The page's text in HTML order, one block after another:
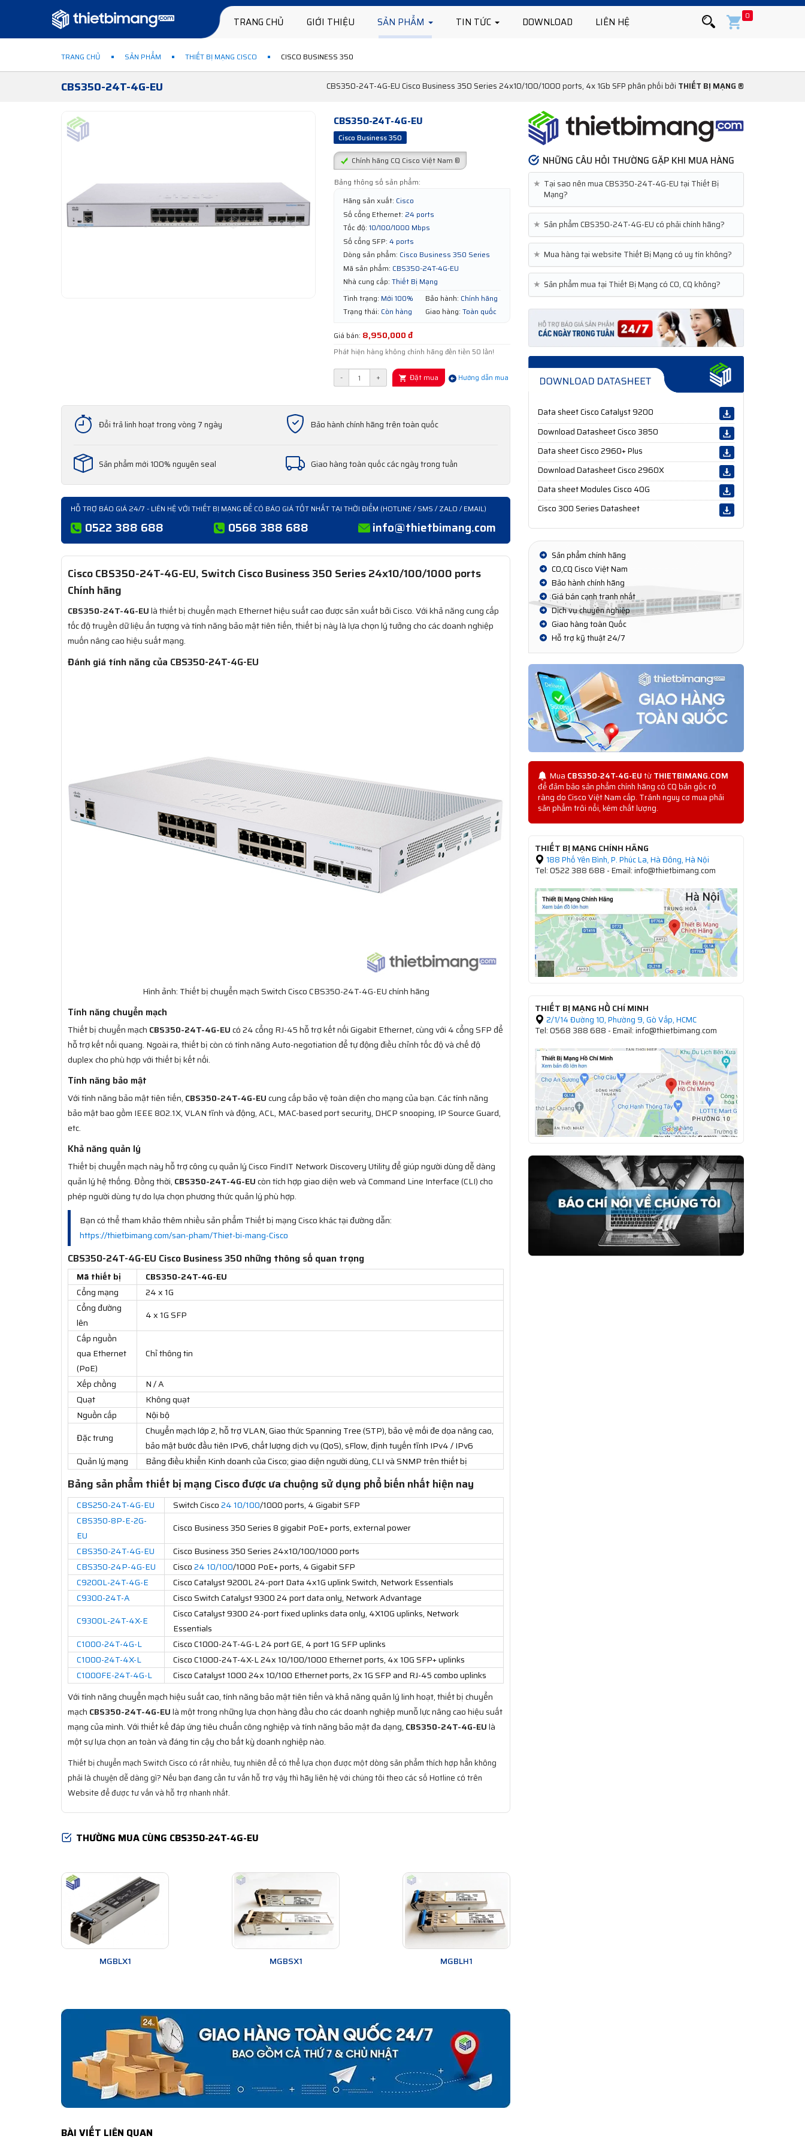
TRANG CHỦ GIỚI THIỆU SẢN PHẨM TIN TỨC DOWNLOAD LIÊN HỆ 0
TRANG CHỦ SẢN PHẨM THIẾT BỊ MẠNG CISCO CISCO BUSINESS 350
CBS350-24T-4G-EU CBS350-24T-4G-EU Cisco Business 350 Series 24x10/100/1000 ports, 4x 1Gb SFP phân phối bởi THIẾT BỊ MẠNG ®
CBS350-24T-4G-EU
Cisco Business 350
Chính hãng CQ Cisco Việt Nam ®
Bảng thông số sản phẩm:
Hãng sản xuất: Cisco
Số cổng Ethernet: 24 ports
Tốc độ: 10/100/1000 Mbps
Số cổng SFP: 4 ports
Dòng sản phẩm: Cisco Business 350 Series
Mã sản phẩm: CBS350-24T-4G-EU
Nhà cung cấp: Thiết Bị Mạng
Tình trạng: Mới 100% Bảo hành: Chính hãng
Trạng thái: Còn hàng Giao hàng: Toàn quốc
Giá bán: 8,950,000 đ
Phát hiện hàng không chính hãng đền tiền 50 lần!
- + Đặt mua Hướng dẫn mua
Đổi trả linh hoạt trong vòng 7 ngày Bảo hành chính hãng trên toàn quốc
Sản phẩm mới 100% nguyên seal Giao hàng toàn quốc các ngày trong tuần
HỖ TRỢ BÁO GIÁ 24/7 - LIÊN HỆ VỚI THIẾT BỊ MẠNG ĐỂ CÓ BÁO GIÁ TỐT NHẤT TẠI THỜI ĐIỂM (HOTLINE / SMS / ZALO / EMAIL)
0522 388 688 0568 388 688 info@thietbimang.com
Cisco CBS350-24T-4G-EU, Switch Cisco Business 350 Series 24x10/100/1000 ports
Chính hãng
CBS350-24T-4G-EUlà thiết bị chuyển mạch Ethernet hiệu suất cao được sản xuất bởi Cisco. Với khả năng cung cấp
tốc độ truyền dữ liệu ấn tượng và tính năng bảo mật tiên tiến, thiết bị này là lựa chọn lý tưởng cho các doanh nghiệp
muốn nâng cao hiệu suất mạng.
Đánh giá tính năng của CBS350-24T-4G-EU
Hình ảnh: Thiết bị chuyển mạch Switch Cisco CBS350-24T-4G-EU chính hãng
Tính năng chuyển mạch
Thiết bị chuyển mạch CBS350-24T-4G-EUcó 24 cổng RJ-45 hỗ trợ kết nối Gigabit Ethernet, cùng với 4 cổng SFP để
hỗ trợ kết nối quang. Ngoài ra, thiết bị còn có tính năng Auto-negotiation để tự động điều chỉnh tốc độ và chế độ
duplex cho phù hợp với thiết bị kết nối.
Tính năng bảo mật
Với tính năng bảo mật tiên tiến, CBS350-24T-4G-EUcung cấp bảo vệ toàn diện cho mạng của bạn. Các tính năng
bảo mật bao gồm IEEE 802.1X, VLAN tĩnh và động, ACL, MAC-based port security, DHCP snooping, IP Source Guard,
etc.
Khả năng quản lý
Thiết bị chuyển mạch này hỗ trợ công cụ quản lý Cisco FindIT Network Discovery Utility để giúp người dùng dễ dàng
quản lý hệ thống. Đồng thời, CBS350-24T-4G-EUcòn tích hợp giao diện web và Command Line Interface (CLI) cho
phép người dùng tự do lựa chọn phương thức quản lý phù hợp.
Bạn có thể tham khảo thêm nhiều sản phẩm Thiết bị mạng Cisco khác tại đường dẫn:
https://thietbimang.com/san-pham/Thiet-bi-mang-Cisco
CBS350-24T-4G-EU Cisco Business 350 những thông số quan trọng
Mã thiết bị
CBS350-24T-4G-EU
Cổng mạng
24 x 1G
Cổng đường
lên
4 x 1G SFP
Cấp nguồn
qua Ethernet
(PoE)
Chỉ thông tin
Xếp chồng
N / A
Quạt
Không quạt
Nguồn cấp
Nội bộ
Đặc trưng
Chuyển mạch lớp 2, hỗ trợ VLAN, Giao thức Spanning Tree (STP), bảo vệ mối đe dọa nâng cao,
bảo mật bước đầu tiên IPv6, chất lượng dịch vụ (QoS), sFlow, định tuyến tĩnh IPv4 / IPv6
Quản lý mạng
Bảng điều khiển Kinh doanh của Cisco; giao diện người dùng, CLI và SNMP trên thiết bị
Bảng sản phẩm thiết bị mạng Cisco được ưa chuộng sử dụng phổ biến nhất hiện nay
CBS250-24T-4G-EU Switch Cisco24 10/100/1000 ports, 4 Gigabit SFP
CBS350-8P-E-2G-
EU
Cisco Business 350 Series 8 gigabit PoE+ ports, external power
CBS350-24T-4G-EU
Cisco Business 350 Series 24x10/100/1000 ports
CBS350-24P-4G-EU
Cisco24 10/100/1000 PoE+ ports, 4 Gigabit SFP
C9200L-24T-4G-E
Cisco Catalyst 9200L 24-port Data 4x1G uplink Switch, Network Essentials
C9300-24T-A
Cisco Switch Catalyst 9300 24 port data only, Network Advantage
C9300L-24T-4X-E
Cisco Catalyst 9300 24-port fixed uplinks data only, 4X10G uplinks, Network
Essentials
C1000-24T-4G-L
Cisco C1000-24T-4G-L 24 port GE, 4 port 1G SFP uplinks
C1000-24T-4X-L
Cisco C1000-24T-4X-L 24x 10/100/1000 Ethernet ports, 4x 10G SFP+ uplinks
C1000FE-24T-4G-L
Cisco Catalyst 1000 24x 10/100 Ethernet ports, 2x 1G SFP and RJ-45 combo uplinks
Với tính năng chuyển mạch hiệu suất cao, tính năng bảo mật tiên tiến và khả năng quản lý linh hoạt, thiết bị chuyển
mạch CBS350-24T-4G-EUlà một trong những lựa chọn hàng đầu cho các doanh nghiệp munỗ lực nâng cao hiệu suất
mạng của mình. Với thiết kế đáp ứng tiêu chuẩn công nghiệp và tính năng bảo mật đa dạng, CBS350-24T-4G-EUlà
một sự lựa chọn an toàn và đáng tin cậy cho bất kỳ doanh nghiệp nào.
Thiết bị chuyển mạch Switch Cisco có rất nhiều, tuy nhiên để có thể lựa chọn được một dòng sản phẩm thích hợp hẳn không
phải là chuyện dễ dàng gì? Nếu bạn đang cần tư vấn hỗ trợ vậy thì hãy liên hệ với chúng tôi theo các số Hotline có trên
Website để được tư vấn và hỗ trợ nhanh nhất.
THƯỜNG MUA CÙNG CBS350-24T-4G-EU
MGBLX1 MGBSX1 MGBLH1
BÀI VIẾT LIÊN QUAN
NHỮNG CÂU HỎI THƯỜNG GẶP KHI MUA HÀNG
★ Tại sao nên mua CBS350-24T-4G-EU tại Thiết Bị
Mạng?
★ Sản phẩm CBS350-24T-4G-EU có phải chính hãng?
★ Mua hàng tại website Thiết Bị Mạng có uy tín không?
★ Sản phẩm mua tại Thiết Bị Mạng có CO, CQ không?
Data sheet Cisco Catalyst 9200
Download Datasheet Cisco 3850
Data sheet Cisco 2960+ Plus
Download Datasheet Cisco 2960X
Data sheet Modules Cisco 40G
Cisco 300 Series Datasheet
Sản phẩm chính hãng
CO,CQ Cisco Việt Nam
Bảo hành chính hãng
Giá bán cạnh tranh nhất
Dịch vụ chuyên nghiệp
Giao hàng toàn Quốc
Hỗ trợ kỹ thuật 24/7
Mua CBS350-24T-4G-EUtừTHIETBIMANG.COM
để đảm bảo sản phẩm chính hãng có CQ bản gốc rõ
ràng do Cisco Việt Nam cấp. Tránh nguy cơ mua phải
sản phẩm trôi nổi, kém chất lượng.
THIẾT BỊ MẠNG CHÍNH HÃNG
188 Phố Yên Bình, P. Phúc La, Hà Đông, Hà Nội
Tel: 0522 388 688 - Email: info@thietbimang.com
THIẾT BỊ MẠNG HỒ CHÍ MINH
2/1/14 Đường 10, Phường 9, Gò Vấp, HCMC
Tel: 0568 388 688 - Email: info@thietbimang.com